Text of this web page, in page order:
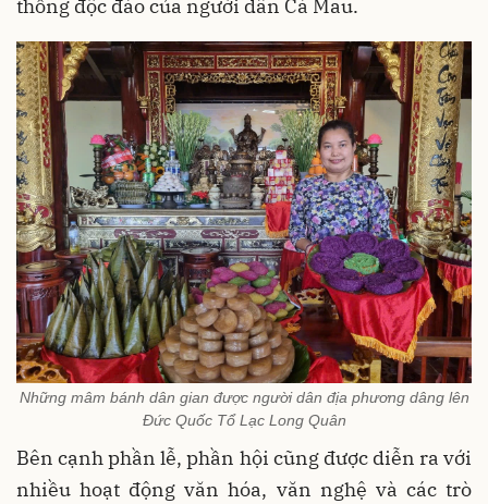
thống độc đáo của người dân Cà Mau.
Những mâm bánh dân gian được người dân địa phương dâng lên
Đức Quốc Tổ Lạc Long Quân
Bên cạnh phần lễ, phần hội cũng được diễn ra với
nhiều hoạt động văn hóa, văn nghệ và các trò